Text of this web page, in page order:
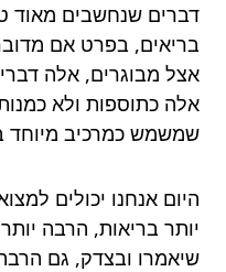
דברים שנחשבים מאוד
בריאים, בפרט אם
אצל מבוגרים, אלה
אלה כתוספות ולא
שמשמש כמרכיב מיוחד
היום אנחנו יכולים
יותר בריאות, הרבה
שיאמרו ובצדק, גם